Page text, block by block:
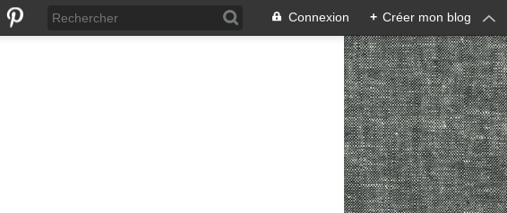
Connexion + Créer mon blog